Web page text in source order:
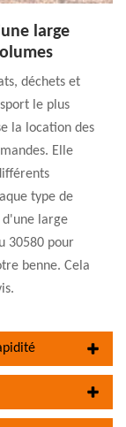
large
déchets et
le plus
la location des
Elle
type de
d'une large
30580 pour
benne. Cela